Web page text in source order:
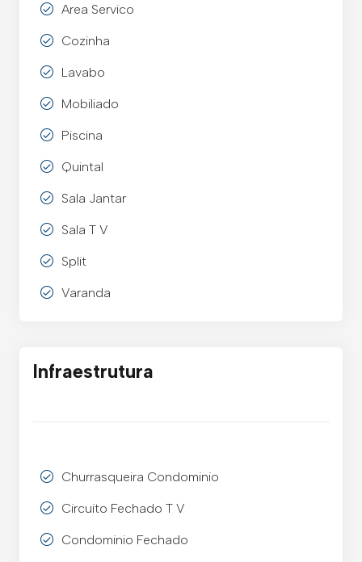
Area Servico
Cozinha
Lavabo
Mobiliado
Piscina
Quintal
Sala Jantar
Sala T V
Split
Varanda
Infraestrutura
Churrasqueira Condominio
Circuito Fechado T V
Condominio Fechado